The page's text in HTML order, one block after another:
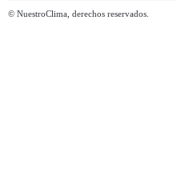
© NuestroClima, derechos reservados.